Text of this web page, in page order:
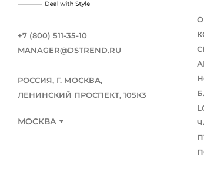
+7 (800) 511-35-10
MANAGER@DSTREND.RU
РОССИЯ, Г. МОСКВА,
ЛЕНИНСКИЙ ПРОСПЕКТ, 105К3
МОСКВА